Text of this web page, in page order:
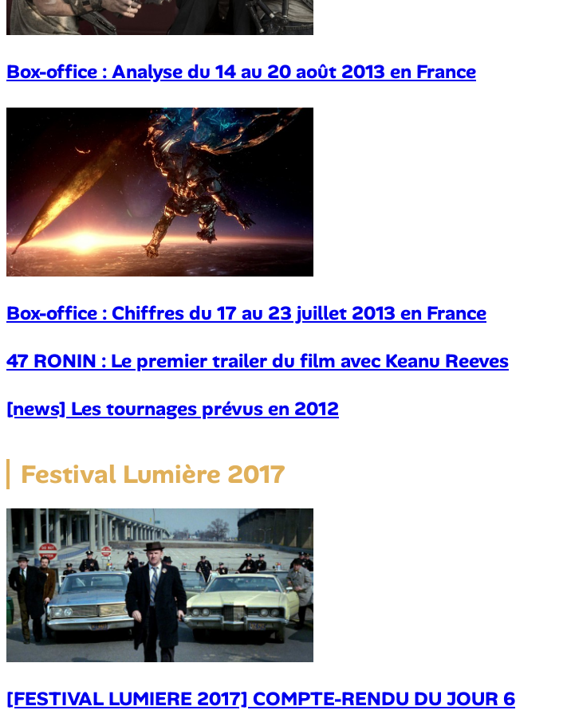
Box-office : Analyse du 14 au 20 août 2013 en France
Box-office : Chiffres du 17 au 23 juillet 2013 en France
47 RONIN : Le premier trailer du film avec Keanu Reeves
[news] Les tournages prévus en 2012
Festival Lumière 2017
[FESTIVAL LUMIERE 2017] COMPTE-RENDU DU JOUR 6